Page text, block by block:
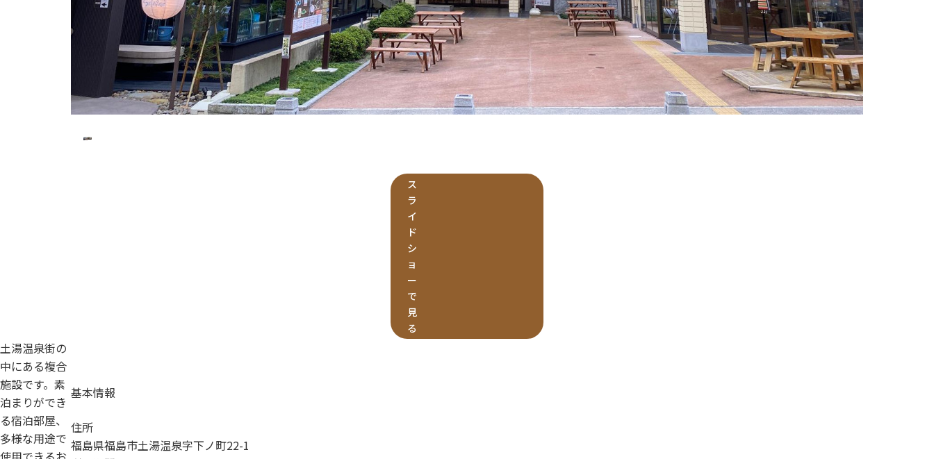
ス
ラ
イ
ド
シ
ョ
ー
で
見
る
土湯温泉街の
中にある複合
施設です。素
泊まりができ
る宿泊部屋、
多様な用途で
基本情報
住所
福島県福島市土湯温泉字下ノ町22-1